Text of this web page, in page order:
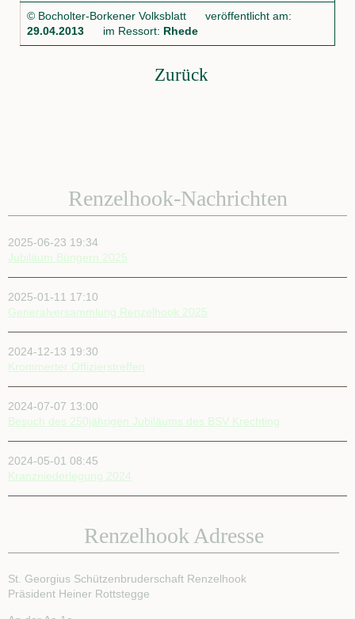
© Bocholter-Borkener Volksblatt veröffentlicht am:
29.04.2013 im Ressort: Rhede
Zurück
Renzelhook-Nachrichten
2025-06-23 19:34
Jubiläum Büngern 2025
2025-01-11 17:10
Generalversammlung Renzelhook 2025
2024-12-13 19:30
Krommerter Offizierstreffen
2024-07-07 13:00
Besuch des 250jährigen Jubiläums des BSV Krechting
2024-05-01 08:45
Kranzniederlegung 2024
Renzelhook Adresse
St. Georgius Schützenbruderschaft Renzelhook
Präsident Heiner Rottstegge